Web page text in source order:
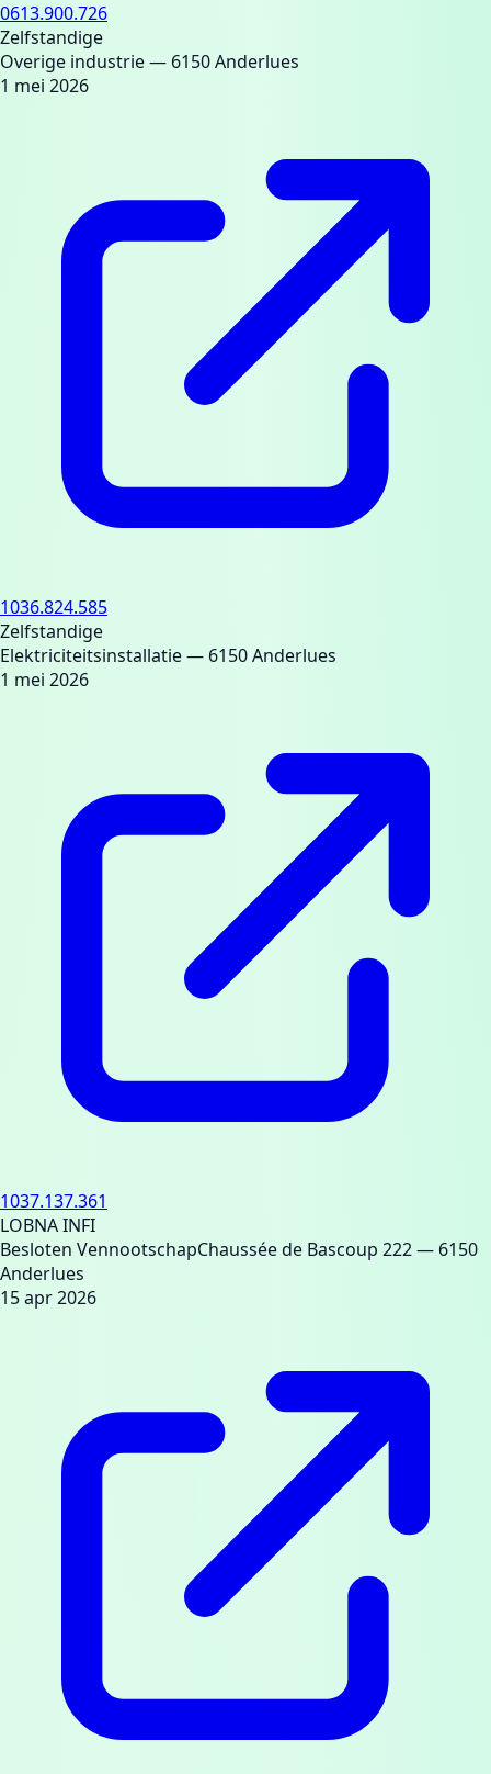
0613.900.726
Zelfstandige
Overige industrie— 6150 Anderlues
1 mei 2026
1036.824.585
Zelfstandige
Elektriciteitsinstallatie— 6150 Anderlues
1 mei 2026
1037.137.361
LOBNA INFI
Besloten VennootschapChaussée de Bascoup 222— 6150
Anderlues
15 apr 2026